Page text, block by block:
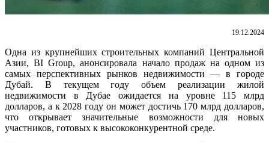
19.12.2024
Одна из крупнейших строительных компаний Центральной
Азии, BI Group, анонсировала начало продаж на одном из
самых перспективных рынков недвижимости — в городе
Дубай. В текущем году объем реализации жилой
недвижимости в Дубае ожидается на уровне 115 млрд
долларов, а к 2028 году он может достичь 170 млрд долларов,
что открывает значительные возможности для новых
участников, готовых к высококонкурентной среде.